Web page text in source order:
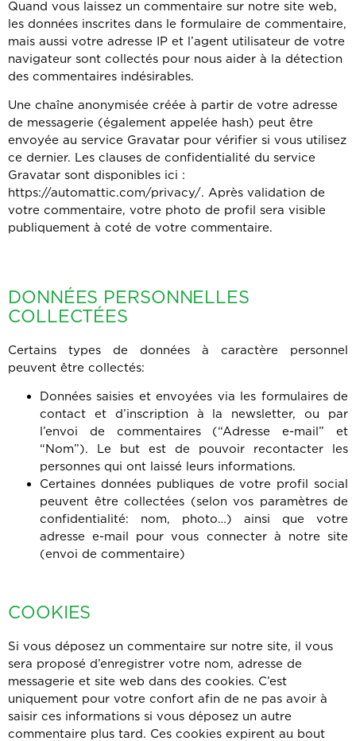
Quand vous laissez un commentaire sur notre site web,
les données inscrites dans le formulaire de commentaire,
mais aussi votre adresse IP et l’agent utilisateur de votre
navigateur sont collectés pour nous aider à la détection
des commentaires indésirables.
Une chaîne anonymisée créée à partir de votre adresse
de messagerie (également appelée hash) peut être
envoyée au service Gravatar pour vérifier si vous utilisez
ce dernier. Les clauses de confidentialité du service
Gravatar sont disponibles ici :
https://automattic.com/privacy/. Après validation de
votre commentaire, votre photo de profil sera visible
publiquement à coté de votre commentaire.
DONNÉES PERSONNELLES
COLLECTÉES
Certains types de données à caractère personnel
peuvent être collectés:
Données saisies et envoyées via les formulaires de
contact et d’inscription à la newsletter, ou par
l’envoi de commentaires (“Adresse e-mail” et
“Nom”). Le but est de pouvoir recontacter les
personnes qui ont laissé leurs informations.
Certaines données publiques de votre profil social
peuvent être collectées (selon vos paramètres de
confidentialité: nom, photo…) ainsi que votre
adresse e-mail pour vous connecter à notre site
(envoi de commentaire)
COOKIES
Si vous déposez un commentaire sur notre site, il vous
sera proposé d’enregistrer votre nom, adresse de
messagerie et site web dans des cookies. C’est
uniquement pour votre confort afin de ne pas avoir à
saisir ces informations si vous déposez un autre
commentaire plus tard. Ces cookies expirent au bout